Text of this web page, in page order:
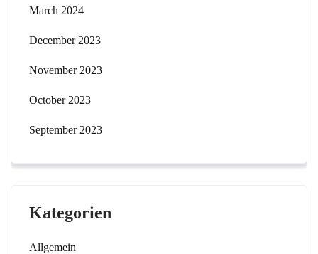
March 2024
December 2023
November 2023
October 2023
September 2023
Kategorien
Allgemein